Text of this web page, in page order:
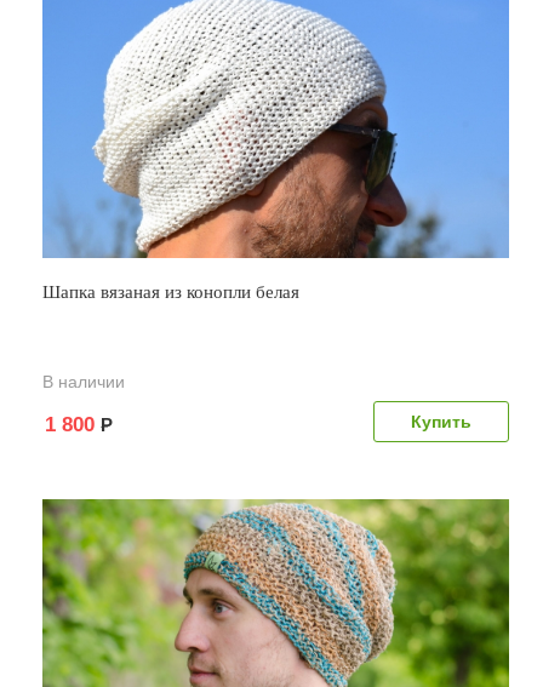
Шапка вязаная из конопли белая
В наличии
1 800 Р